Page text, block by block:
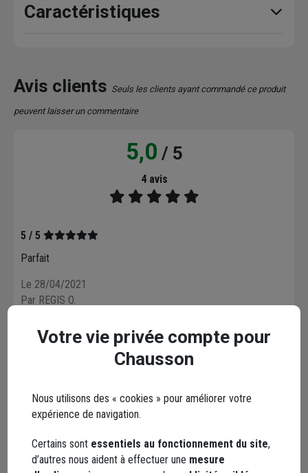
Caractéristiques
Avis clients Seuls les clients ayant commandé ce produit
peuvent laisser un commentaire
5,0 / 5
4 avis
5 / 5
Parfait
Le 28/04/2021
Par REGIS O.
5 / 5
Produit conforme à la description et à un prix attractif. Mis en
Évite le contact avec la façade et absorbe le choc. Parfait !
Le 16/12/2020
Votre vie privée compte pour
Chausson
Nous utilisons des « cookies » pour améliorer votre
expérience de navigation.
Certains sont essentiels au fonctionnement du site,
d’autres nous aident à effectuer une mesure